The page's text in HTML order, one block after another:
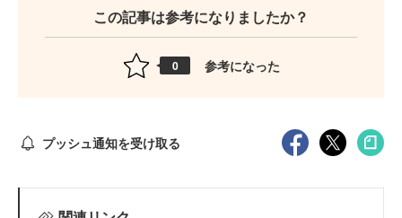
この記事は参考になりましたか？
0 参考になった
プッシュ通知を受け取る